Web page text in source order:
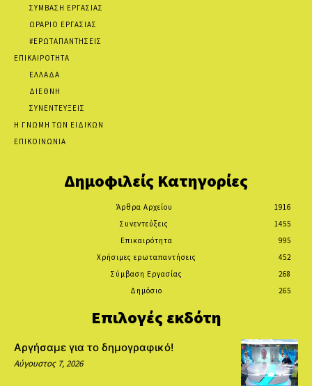
ΣΥΜΒΑΣΗ ΕΡΓΑΣΙΑΣ
ΩΡΑΡΙΟ ΕΡΓΑΣΙΑΣ
#ΕΡΩΤΑΠΑΝΤΗΣΕΙΣ
ΕΠΙΚΑΙΡΟΤΗΤΑ
ΕΛΛΑΔΑ
ΔΙΕΘΝΗ
ΣΥΝΕΝΤΕΥΞΕΙΣ
Η ΓΝΩΜΗ ΤΩΝ ΕΙΔΙΚΩΝ
ΕΠΙΚΟΙΝΩΝΙΑ
Δημοφιλείς Κατηγορίες
Άρθρα Αρχείου
1916
Συνεντεύξεις
1455
Επικαιρότητα
995
Χρήσιμες ερωταπαντήσεις
452
Σύμβαση Εργασίας
268
Δημόσιο
265
Επιλογές εκδότη
Αργήσαμε για το δημογραφικό!
Αύγουστος 7, 2026